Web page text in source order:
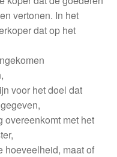
vertonen. In het
dat op het
voor het doel dat
overeenkomt met het
hoeveelheid, maat of